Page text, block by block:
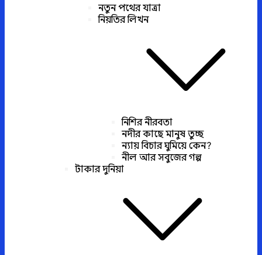
নতুন পথের যাত্রা
নিয়তির লিখন
নিশির নীরবতা
নদীর কাছে মানুষ তুচ্ছ
ন্যায় বিচার ঘুমিয়ে কেন?
নীল আর সবুজের গল্প
টাকার দুনিয়া